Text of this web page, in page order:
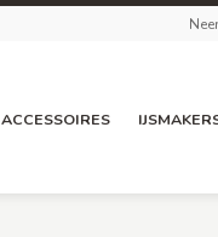
ACCESSOIRES